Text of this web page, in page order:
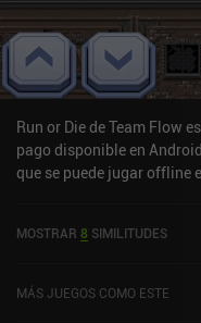
Run or Die de Team Flow
pago disponible en
que se puede jugar offline
MOSTRAR 8 SIMILITUDES
MÁS JUEGOS COMO ESTE